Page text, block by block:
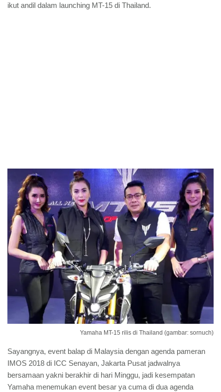
ikut andil dalam launching MT-15 di Thailand.
Yamaha MT-15 rilis di Thailand (gambar: sornuch)
Sayangnya, event balap di Malaysia dengan agenda pameran
IMOS 2018 di ICC Senayan, Jakarta Pusat jadwalnya
bersamaan yakni berakhir di hari Minggu, jadi kesempatan
Yamaha menemukan event besar ya cuma di dua agenda